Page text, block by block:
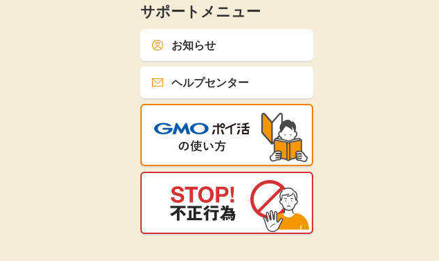
サポートメニュー
お知らせ
ヘルプセンター